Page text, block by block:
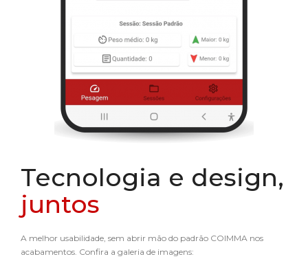
Tecnologia e design,
juntos
A melhor usabilidade, sem abrir mão do padrão COIMMA nos
acabamentos. Confira a galeria de imagens: